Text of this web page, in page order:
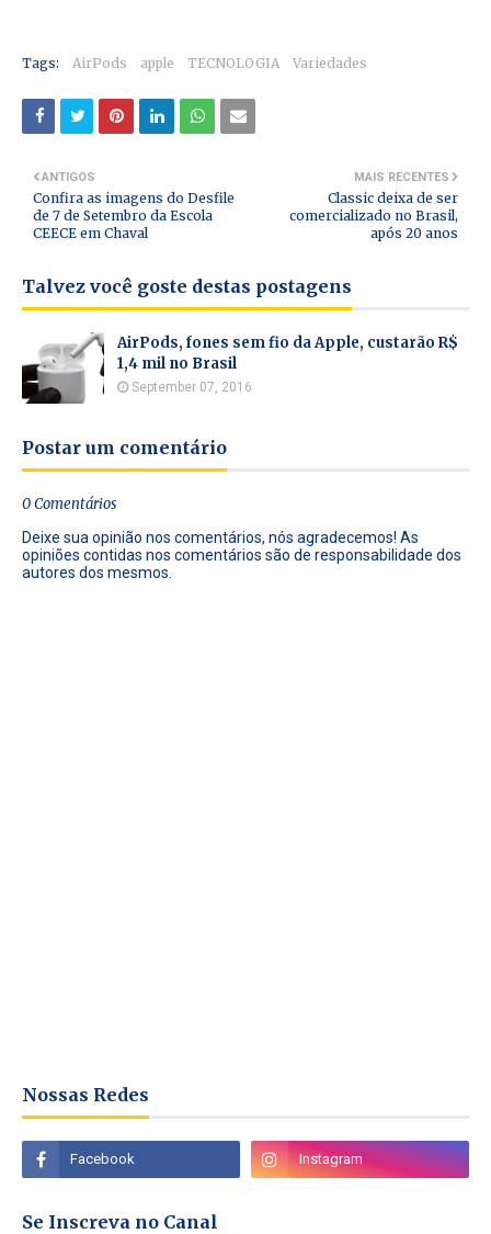
Tags: AirPods apple TECNOLOGIA Variedades
MAIS RECENTES
Classic deixa de ser
comercializado no Brasil,
após 20 anos
ANTIGOS
Confira as imagens do Desfile
de 7 de Setembro da Escola
CEECE em Chaval
Talvez você goste destas postagens
AirPods, fones sem fio da Apple, custarão R$
1,4 mil no Brasil
September 07, 2016
Postar um comentário
0 Comentários
Deixe sua opinião nos comentários, nós agradecemos! As
opiniões contidas nos comentários são de responsabilidade dos
autores dos mesmos.
Nossas Redes
Se Inscreva no Canal